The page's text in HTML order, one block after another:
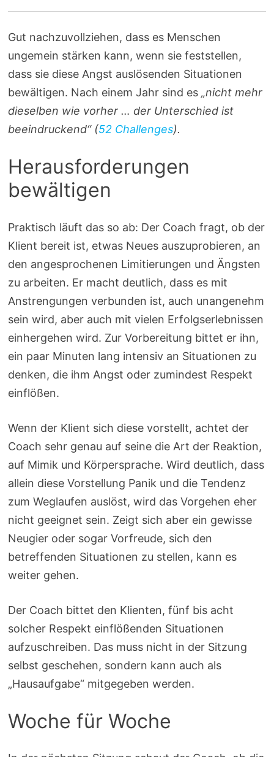
Gut nachzuvollziehen, dass es Menschen
ungemein stärken kann, wenn sie feststellen,
dass sie diese Angst auslösenden Situationen
bewältigen. Nach einem Jahr sind es„nicht mehr
dieselben wie vorher … der Unterschied ist
beeindruckend“(52 Challenges).
Herausforderungen
bewältigen
Praktisch läuft das so ab: Der Coach fragt, ob der
Klient bereit ist, etwas Neues auszuprobieren, an
den angesprochenen Limitierungen und Ängsten
zu arbeiten. Er macht deutlich, dass es mit
Anstrengungen verbunden ist, auch unangenehm
sein wird, aber auch mit vielen Erfolgserlebnissen
einhergehen wird. Zur Vorbereitung bittet er ihn,
ein paar Minuten lang intensiv an Situationen zu
denken, die ihm Angst oder zumindest Respekt
einflößen.
Wenn der Klient sich diese vorstellt, achtet der
Coach sehr genau auf seine die Art der Reaktion,
auf Mimik und Körpersprache. Wird deutlich, dass
allein diese Vorstellung Panik und die Tendenz
zum Weglaufen auslöst, wird das Vorgehen eher
nicht geeignet sein. Zeigt sich aber ein gewisse
Neugier oder sogar Vorfreude, sich den
betreffenden Situationen zu stellen, kann es
weiter gehen.
Der Coach bittet den Klienten, fünf bis acht
solcher Respekt einflößenden Situationen
aufzuschreiben. Das muss nicht in der Sitzung
selbst geschehen, sondern kann auch als
„Hausaufgabe“ mitgegeben werden.
Woche für Woche